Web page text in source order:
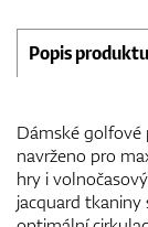
Popis produktu
Dámské golfové
navrženo pro
hry i
jacquard